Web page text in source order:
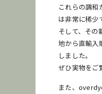
これらの調和
は非常に稀少
そして、その
地から直輸入
しました。
ぜひ実物をご
また、